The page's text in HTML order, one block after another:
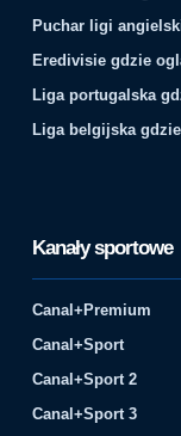
Puchar ligi
Eredivisie gdzie
Liga portugalska
Liga belgijska
Kanały sportowe
Canal+Premium
Canal+Sport
Canal+Sport 2
Canal+Sport 3